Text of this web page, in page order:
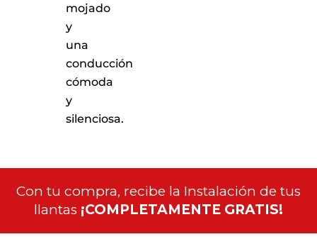
mojado
y
una
conducción
cómoda
y
silenciosa.
Con tu compra, recibe la Instalación de tus
llantas ¡COMPLETAMENTE GRATIS!